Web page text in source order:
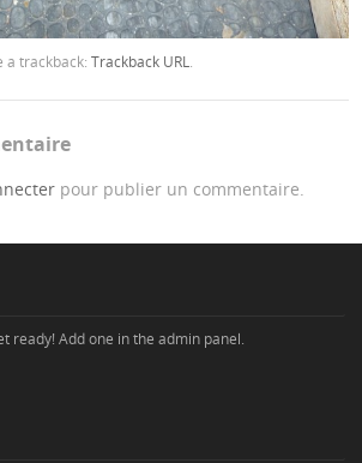
a trackback:Trackback URL
pour publier un commentaire.
ready! Add one in the admin panel.